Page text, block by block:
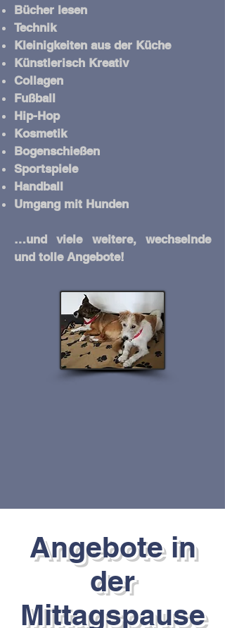
Bücher lesen
Technik
Kleinigkeiten aus der Küche
Künstlerisch Kreativ
Collagen
Fußball
Hip-Hop
Kosmetik
Bogenschießen
Sportspiele
Handball
Umgang mit Hunden
…und viele weitere, wechselnde
und tolle Angebote!
Angebote in
der
Mittagspause